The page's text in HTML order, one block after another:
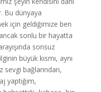
Bu dünyaya
için geldiğimize ben
sonlu bir hayatta
sonsuz
büyük kısmı, aynı
bağlarından,
yaptığım,